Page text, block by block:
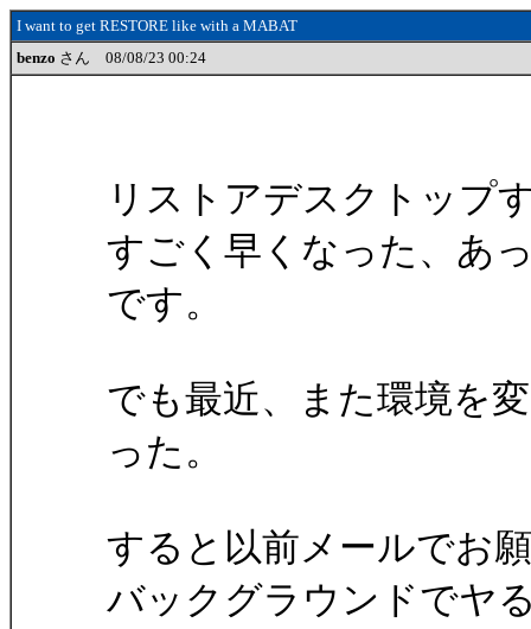
I want to get RESTORE like with a MABAT
benzo さん 08/08/23 00:24
リストアデスクトップ
すごく早くなった、あ
です。
でも最近、また環境を
った。
すると以前メールでお
バックグラウンドでヤ